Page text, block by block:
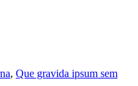
, Que gravida ipsum sem